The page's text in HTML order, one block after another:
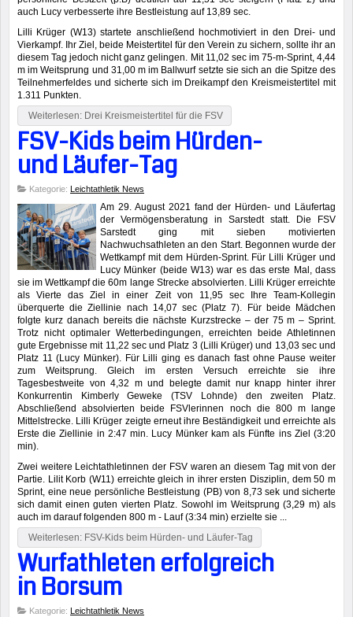
auch Lucy verbesserte ihre Bestleistung auf 13,89 sec.
Lilli Krüger (W13) startete anschließend hochmotiviert in den Drei- und
Vierkampf. Ihr Ziel, beide Meistertitel für den Verein zu sichern, sollte ihr an
diesem Tag jedoch nicht ganz gelingen. Mit 11,02 sec im 75-m-Sprint, 4,44
m im Weitsprung und 31,00 m im Ballwurf setzte sie sich an die Spitze des
Teilnehmerfeldes und sicherte sich im Dreikampf den Kreismeistertitel mit
1.311 Punkten.
Weiterlesen: Drei Kreismeistertitel für die FSV
FSV-Kids beim Hürden-
und Läufer-Tag
Kategorie: Leichtathletik News
Am 29. August 2021 fand der Hürden- und Läufertag
der Vermögensberatung in Sarstedt statt. Die FSV
Sarstedt ging mit sieben motivierten
Nachwuchsathleten an den Start. Begonnen wurde der
Wettkampf mit dem Hürden-Sprint. Für Lilli Krüger und
Lucy Münker (beide W13) war es das erste Mal, dass
sie im Wettkampf die 60m lange Strecke absolvierten. Lilli Krüger erreichte
als Vierte das Ziel in einer Zeit von 11,95 sec Ihre Team-Kollegin
überquerte die Ziellinie nach 14,07 sec (Platz 7). Für beide Mädchen
folgte kurz danach bereits die nächste Kurzstrecke – der 75 m – Sprint.
Trotz nicht optimaler Wetterbedingungen, erreichten beide Athletinnen
gute Ergebnisse mit 11,22 sec und Platz 3 (Lilli Krüger) und 13,03 sec und
Platz 11 (Lucy Münker). Für Lilli ging es danach fast ohne Pause weiter
zum Weitsprung. Gleich im ersten Versuch erreichte sie ihre
Tagesbestweite von 4,32 m und belegte damit nur knapp hinter ihrer
Konkurrentin Kimberly Geweke (TSV Lohnde) den zweiten Platz.
Abschließend absolvierten beide FSVlerinnen noch die 800 m lange
Mittelstrecke. Lilli Krüger zeigte erneut ihre Beständigkeit und erreichte als
Erste die Ziellinie in 2:47 min. Lucy Münker kam als Fünfte ins Ziel (3:20
min).
Zwei weitere Leichtathletinnen der FSV waren an diesem Tag mit von der
Partie. Lilit Korb (W11) erreichte gleich in ihrer ersten Disziplin, dem 50 m
Sprint, eine neue persönliche Bestleistung (PB) von 8,73 sek und sicherte
sich damit einen guten vierten Platz. Sowohl im Weitsprung (3,29 m) als
auch im darauf folgenden 800 m - Lauf (3:34 min) erzielte sie ...
Weiterlesen: FSV-Kids beim Hürden- und Läufer-Tag
Wurfathleten erfolgreich
in Borsum
Kategorie: Leichtathletik News